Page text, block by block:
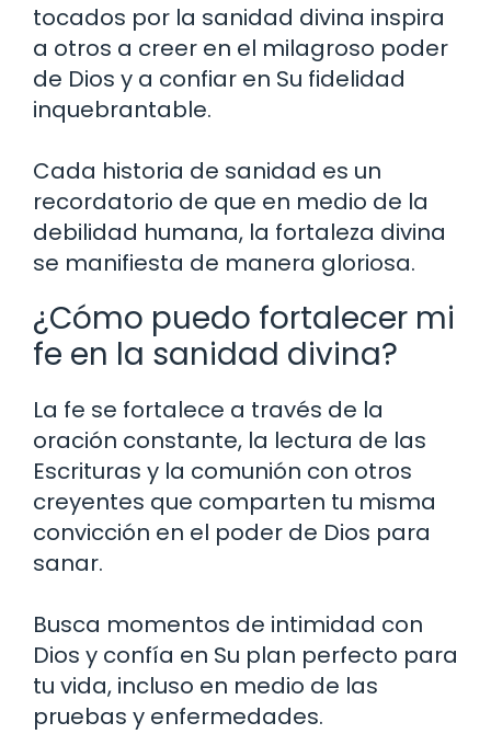
tocados por la sanidad divina inspira
a otros a creer en el milagroso poder
de Dios y a confiar en Su fidelidad
inquebrantable.
Cada historia de sanidad es un
recordatorio de que en medio de la
debilidad humana, la fortaleza divina
se manifiesta de manera gloriosa.
¿Cómo puedo fortalecer mi
fe en la sanidad divina?
La fe se fortalece a través de la
oración constante, la lectura de las
Escrituras y la comunión con otros
creyentes que comparten tu misma
convicción en el poder de Dios para
sanar.
Busca momentos de intimidad con
Dios y confía en Su plan perfecto para
tu vida, incluso en medio de las
pruebas y enfermedades.